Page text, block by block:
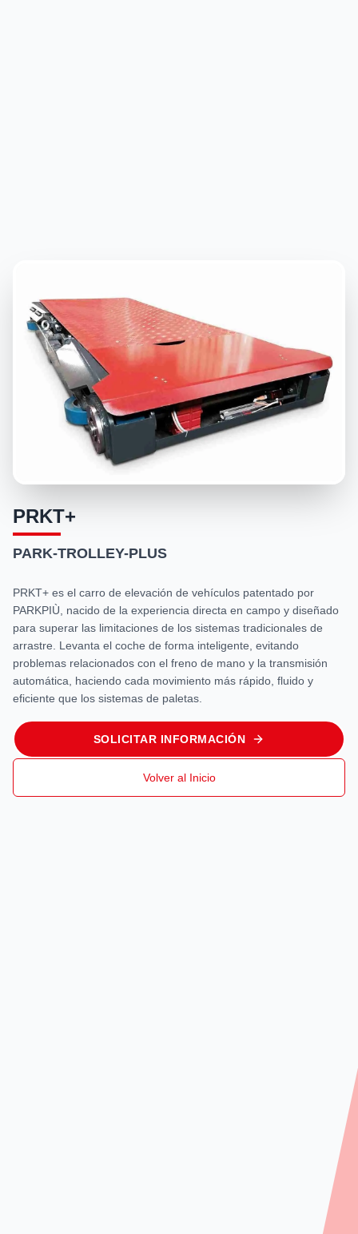
PRKT+
PARK-TROLLEY-PLUS
PRKT+ es el carro de elevación de vehículos patentado por
PARKPIÙ, nacido de la experiencia directa en campo y diseñado
para superar las limitaciones de los sistemas tradicionales de
arrastre. Levanta el coche de forma inteligente, evitando
problemas relacionados con el freno de mano y la transmisión
automática, haciendo cada movimiento más rápido, fluido y
eficiente que los sistemas de paletas.
SOLICITAR INFORMACIÓN
Volver al Inicio